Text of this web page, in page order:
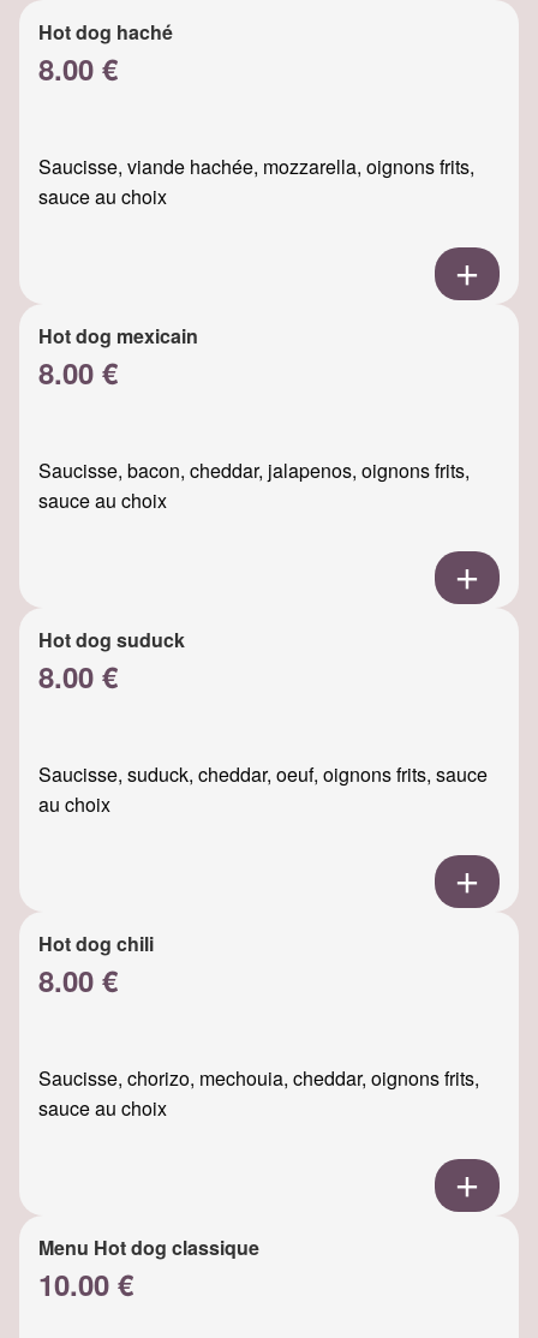
Hot dog haché
8.00 €
Saucisse, viande hachée, mozzarella, oignons frits,
sauce au choix
Hot dog mexicain
8.00 €
Saucisse, bacon, cheddar, jalapenos, oignons frits,
sauce au choix
Hot dog suduck
8.00 €
Saucisse, suduck, cheddar, oeuf, oignons frits, sauce
au choix
Hot dog chili
8.00 €
Saucisse, chorizo, mechouia, cheddar, oignons frits,
sauce au choix
Menu Hot dog classique
10.00 €